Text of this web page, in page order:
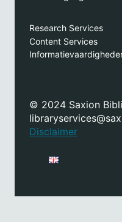
Research Services
Content Services
© 2024 Saxion
Disclaimer